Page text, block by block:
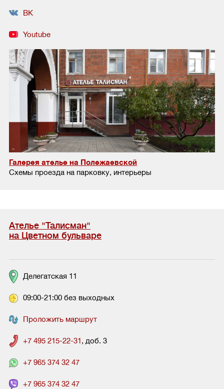
ВК
Youtube
Галерея ателье на Полежаевской
Схемы проезда на парковку, интерьеры
Ателье "Талисман"
на Цветном бульваре
Делегатская 11
09:00-21:00 без выходных
Проложить маршрут
+7 495 215-22-31, доб. 3
+7 965 374 32 47
+7 965 374 32 47